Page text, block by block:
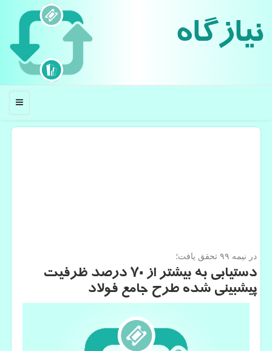
نیازگاه
منو
در نیمه ۹۹ تحقق یافت؛
دستیابی به بیشتر از ۷۰ درصد ظرفیت
پیشبینی شده طرح جامع فولاد